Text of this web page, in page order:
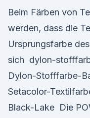
Beim Färben von
werden, dass die
Ursprungsfarbe
sich dylon-
Dylon-Stofffarbe-
Setacolor-
Black-Lake Die